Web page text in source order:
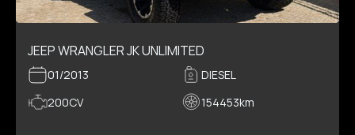
JEEP WRANGLER JK UNLIMITED
01/2013
DIESEL
200CV
154453km